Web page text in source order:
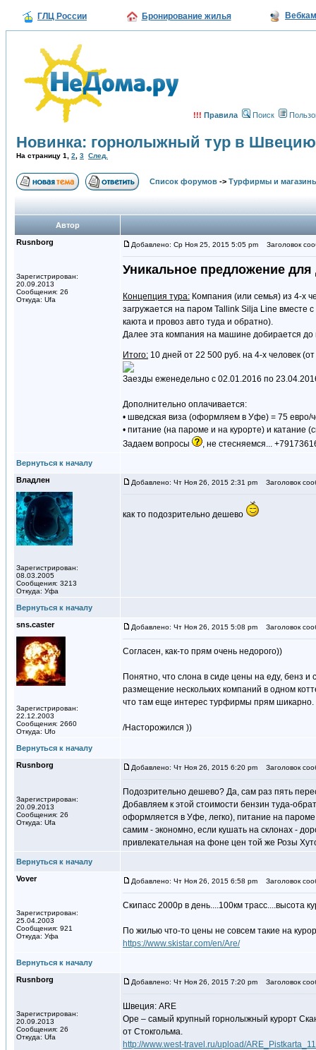
ГЛЦ России Бронирование жилья
!!! Правила Поиск
Новинка: горнолыжный тур в Швецию
На страницу 1 2 3 След.
Список форумов -> Турфирмы и
Автор
Rusnborg
Зарегистрирован:
20.09.2013
Сообщения: 26
Откуда: Ufa
Добавлено: Ср Ноя 25, 2015 5:05 pm Заголовок
Уникальное предложение
Концепция тура: Компания (или семья) из 4-х
загружается на паром Tallink Silja Line вместе
каюта и провоз авто туда и обратно).
Далее эта компания на машине добирается до
Итого: 10 дней от 22 500 руб. на 4-х человек
Заезды еженедельно с 02.01.2016 по
Дополнительно оплачивается:
• шведская виза (оформляем в Уфе) = 75 евро/
• питание (на пароме и на курорте) и катание
Задаем вопросы
, не стесняемся...
Вернуться к началу
Владлен
Зарегистрирован:
08.03.2005
Сообщения: 3213
Откуда: Уфа
Добавлено: Чт Ноя 26, 2015 2:31 pm Заголовок
как то подозрительно дешево
Вернуться к началу
sns.caster
Зарегистрирован:
22.12.2003
Сообщения: 2660
Откуда: Ufo
Добавлено: Чт Ноя 26, 2015 5:08 pm Заголовок
Согласен, как-то прям очень недорого))
Понятно, что слона в сиде цены на еду, бенз и
размещение нескольких компаний в одном
что там еще интерес турфирмы прям шикарно.
/Насторожился ))
Вернуться к началу
Rusnborg
Зарегистрирован:
20.09.2013
Сообщения: 26
Откуда: Ufa
Добавлено: Чт Ноя 26, 2015 6:20 pm Заголовок
Подозрительно дешево? Да, сам раз пять
Добавляем к этой стоимости бензин туда-
оформляется в Уфе, легко), питание на пароме
самим - экономно, если кушать на склонах -
привлекательная на фоне цен той же Розы
Вернуться к началу
Vover
Зарегистрирован:
25.04.2003
Сообщения: 921
Откуда: Уфа
Добавлено: Чт Ноя 26, 2015 6:58 pm Заголовок
Скипасс 2000р в день....100км трасс....высота
По жилью что-то цены не совсем такие на
https://www.skistar.com/en/Are/
Вернуться к началу
Rusnborg
Зарегистрирован:
20.09.2013
Сообщения: 26
Откуда: Ufa
Добавлено: Чт Ноя 26, 2015 7:20 pm Заголовок
Швеция: ARE
Оре – самый крупный горнолыжный курорт
от Стокгольма.
http://www.west-travel.ru/upload/